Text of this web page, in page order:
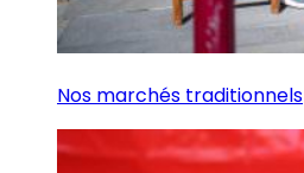
Nos marchés traditionnels